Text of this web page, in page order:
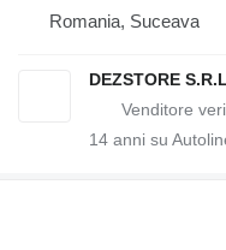
Romania, Suceava
DEZSTORE
14 anni su